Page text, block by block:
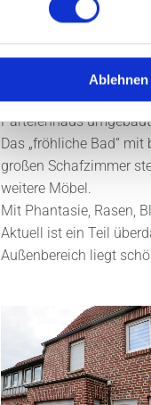
Ablehnen
individuell. So führt
gegenüberliegenden
mit Laminat in
An den weißen Boden-
Parteienhaus
Das „fröhliche Bad“
großen Schafzimmer
weitere Möbel.
Mit Phantasie, Rasen,
Aktuell ist ein Teil
Außenbereich liegt